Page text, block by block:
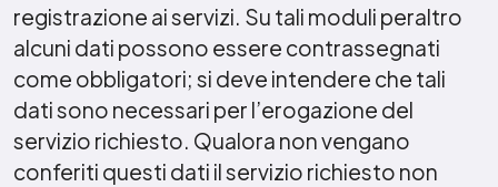
registrazione ai servizi. Su tali moduli peraltro
alcuni dati possono essere contrassegnati
come obbligatori; si deve intendere che tali
dati sono necessari per l’erogazione del
servizio richiesto. Qualora non vengano
conferiti questi dati il servizio richiesto non